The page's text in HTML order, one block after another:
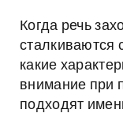
Когда речь
сталкиваются
какие
внимание при
подходят